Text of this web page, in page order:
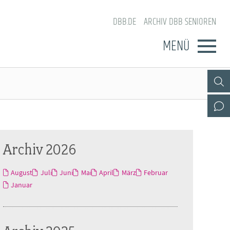
DBB.DE ARCHIV DBB SENIOREN
MENÜ
Archiv 2026
August Juli Juni Mai April März
Februar
Januar